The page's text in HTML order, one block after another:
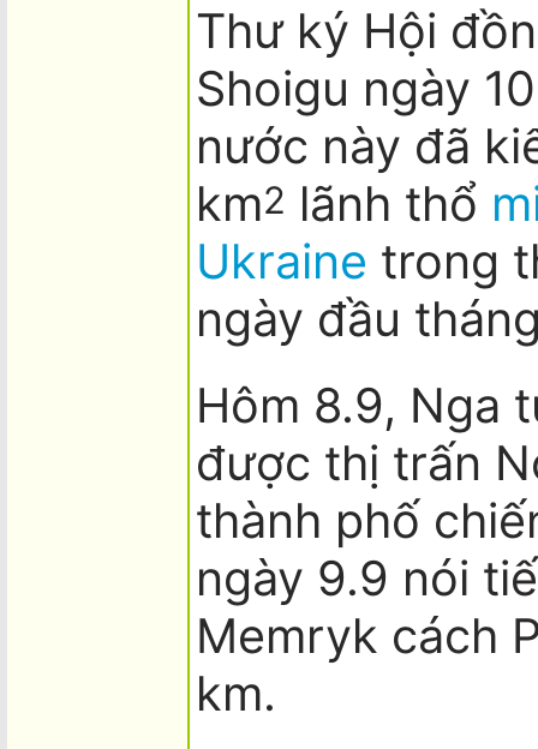
Thư ký Hội
Shoigu ngày
nước này đã
km2 lãnh thổ
Ukraine trong
ngày đầu
Hôm 8.9, Nga
được thị trấn
thành phố
ngày 9.9 nói
Memryk cách
km.